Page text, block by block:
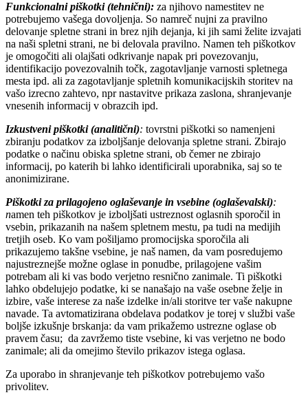
Funkcionalni piškotki (tehnični): za njihovo namestitev ne
potrebujemo vašega dovoljenja. So namreč nujni za pravilno
delovanje spletne strani in brez njih dejanja, ki jih sami želite izvajati
na naši spletni strani, ne bi delovala pravilno. Namen teh piškotkov
je omogočiti ali olajšati odkrivanje napak pri povezovanju,
identifikacijo povezovalnih točk, zagotavljanje varnosti spletnega
mesta ipd. ali za zagotavljanje spletnih komunikacijskih storitev na
vašo izrecno zahtevo, npr nastavitve prikaza zaslona, shranjevanje
vnesenih informacij v obrazcih ipd.
Izkustveni piškotki (analitični): tovrstni piškotki so namenjeni
zbiranju podatkov za izboljšanje delovanja spletne strani. Zbirajo
podatke o načinu obiska spletne strani, ob čemer ne zbirajo
informacij, po katerih bi lahko identificirali uporabnika, saj so te
anonimizirane.
Piškotki za prilagojeno oglaševanje in vsebine (oglaševalski):
namen teh piškotkov je izboljšati ustreznost oglasnih sporočil in
vsebin, prikazanih na našem spletnem mestu, pa tudi na medijih
tretjih oseb. Ko vam pošiljamo promocijska sporočila ali
prikazujemo takšne vsebine, je naš namen, da vam posredujemo
najustreznejše možne oglase in ponudbe, prilagojene vašim
potrebam ali ki vas bodo verjetno resnično zanimale. Ti piškotki
lahko obdelujejo podatke, ki se nanašajo na vaše osebne želje in
izbire, vaše interese za naše izdelke in/ali storitve ter vaše nakupne
navade. Ta avtomatizirana obdelava podatkov je torej v službi vaše
boljše izkušnje brskanja: da vam prikažemo ustrezne oglase ob
pravem času; da zavržemo tiste vsebine, ki vas verjetno ne bodo
zanimale; ali da omejimo število prikazov istega oglasa.
Za uporabo in shranjevanje teh piškotkov potrebujemo vašo
privolitev.